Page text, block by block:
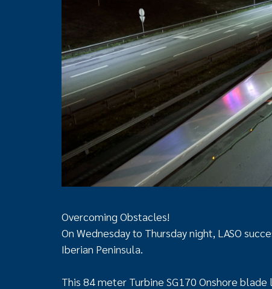
Overcoming Obstacles!
On Wednesday to Thursday night, LASO
Iberian Peninsula.
This 84 meter Turbine SG170 Onshore